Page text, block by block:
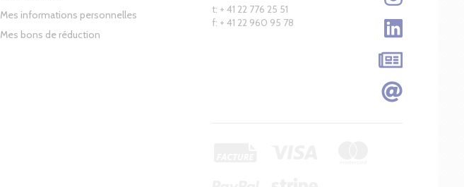
Mes informations personnelles
Mes bons de réduction
t: + 41 22 776 25 51
f: + 41 22 960 95 78